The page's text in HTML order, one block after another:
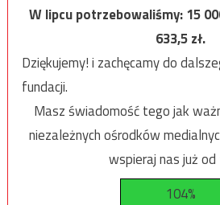
W lipcu potrzebowaliśmy:15
633,5zł.
Dziękujemy! i zachęcamy do
fundacji.
Masz świadomość tego jak
niezależnych ośrodków
wspieraj nas już
104%